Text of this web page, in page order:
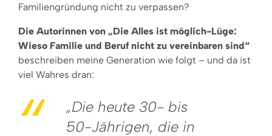
Familiengründung nicht zu verpassen?
Die Autorinnen von „Die Alles ist möglich-Lüge:
Wieso Familie und Beruf nicht zu vereinbaren sind“
beschreiben meine Generation wie folgt – und da ist
viel Wahres dran:
„Die heute 30- bis
50-Jährigen, die in